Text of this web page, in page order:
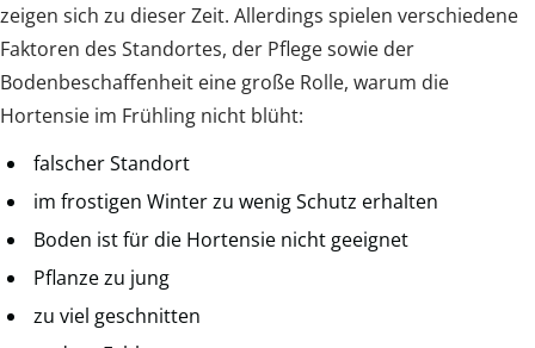
zeigen sich zu dieser Zeit. Allerdings spielen verschiedene
Faktoren des Standortes, der Pflege sowie der
Bodenbeschaffenheit eine große Rolle, warum die
Hortensie im Frühling nicht blüht:
falscher Standort
im frostigen Winter zu wenig Schutz erhalten
Boden ist für die Hortensie nicht geeignet
Pflanze zu jung
zu viel geschnitten